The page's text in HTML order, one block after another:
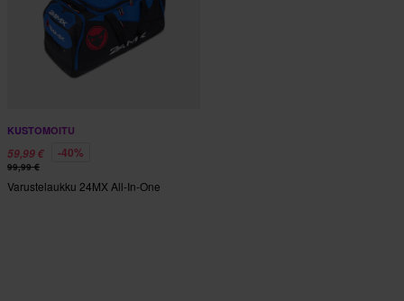
KUSTOMOITU
59,99 € -40%
99,99 €
Varustelaukku 24MX All-In-One